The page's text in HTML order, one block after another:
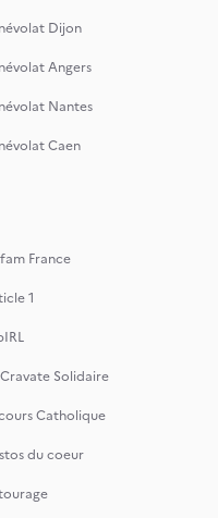
Dijon
Angers
Nantes
Caen
France
1
Solidaire
Catholique
du coeur